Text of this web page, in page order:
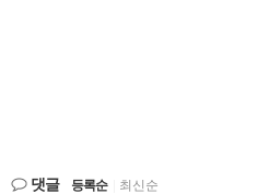
댓글 등록순 최신순